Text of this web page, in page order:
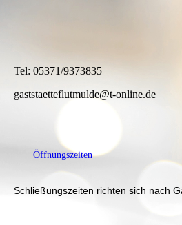
Tel: 05371/9373835
gaststaetteflutmulde@t-online.de
Öffnungszeiten
Schließungszeiten richten sich nach